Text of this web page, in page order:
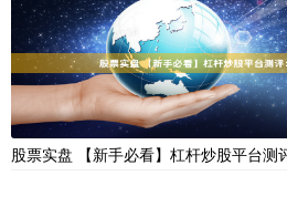
股票实盘 【新手必看】杠杆炒股平台测